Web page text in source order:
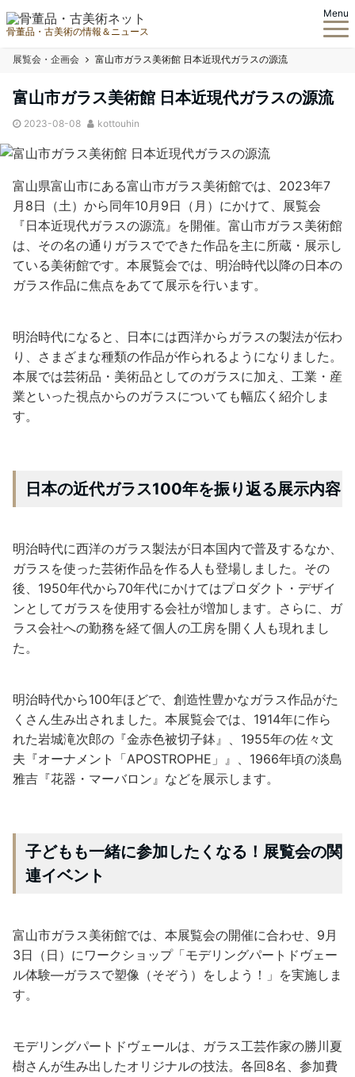
骨董品・古美術の情報＆ニュース
Menu
展覧会・企画会 富山市ガラス美術館 日本近現代ガラスの源流
富山市ガラス美術館 日本近現代ガラスの源流
2023-08-08 kottouhin
富山県富山市にある富山市ガラス美術館では、2023年7
月8日（土）から同年10月9日（月）にかけて、展覧会
『日本近現代ガラスの源流』を開催。富山市ガラス美術館
は、その名の通りガラスでできた作品を主に所蔵・展示し
ている美術館です。本展覧会では、明治時代以降の日本の
ガラス作品に焦点をあてて展示を行います。
明治時代になると、日本には西洋からガラスの製法が伝わ
り、さまざまな種類の作品が作られるようになりました。
本展では芸術品・美術品としてのガラスに加え、工業・産
業といった視点からのガラスについても幅広く紹介しま
す。
日本の近代ガラス100年を振り返る展示内容
明治時代に西洋のガラス製法が日本国内で普及するなか、
ガラスを使った芸術作品を作る人も登場しました。その
後、1950年代から70年代にかけてはプロダクト・デザイ
ンとしてガラスを使用する会社が増加します。さらに、ガ
ラス会社への勤務を経て個人の工房を開く人も現れまし
た。
明治時代から100年ほどで、創造性豊かなガラス作品がた
くさん生み出されました。本展覧会では、1914年に作ら
れた岩城滝次郎の『金赤色被切子鉢』、1955年の佐々文
夫『オーナメント「APOSTROPHE」』、1966年頃の淡島
雅吉『花器・マーバロン』などを展示します。
子どもも一緒に参加したくなる！展覧会の関
連イベント
富山市ガラス美術館では、本展覧会の開催に合わせ、9月
3日（日）にワークショップ「モデリングパートドヴェー
ル体験―ガラスで塑像（そぞう）をしよう！」を実施しま
す。
モデリングパートドヴェールは、ガラス工芸作家の勝川夏
樹さんが生み出したオリジナルの技法。各回8名、参加費